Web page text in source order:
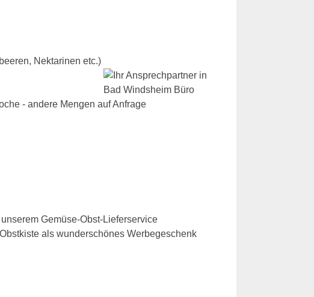
Nektarinen etc.)
- andere Mengen auf Anfrage
Gemüse-Obst-Lieferservice
als wunderschönes Werbegeschenk